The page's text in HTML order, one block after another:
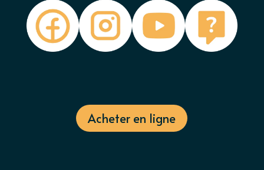
Acheter en ligne